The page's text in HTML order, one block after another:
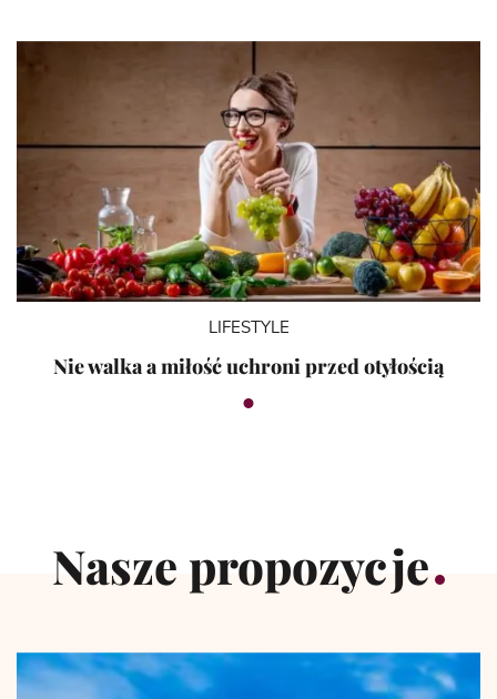
LIFESTYLE
Nie walka a miłość uchroni przed otyłością
Nasze propozycje